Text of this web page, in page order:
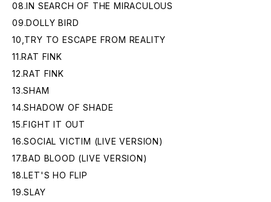
08.IN SEARCH OF THE MIRACULOUS
09.DOLLY BIRD
10,TRY TO ESCAPE FROM REALITY
11.RAT FINK
12.RAT FINK
13.SHAM
14.SHADOW OF SHADE
15.FIGHT IT OUT
16.SOCIAL VICTIM (LIVE VERSION)
17.BAD BLOOD (LIVE VERSION)
18.LET'S HO FLIP
19.SLAY